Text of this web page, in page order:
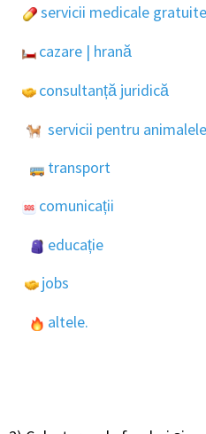
servicii medicale gratuite
cazare | hrană
consultanță juridică
servicii pentru
transport
comunicații
educație
jobs
altele.